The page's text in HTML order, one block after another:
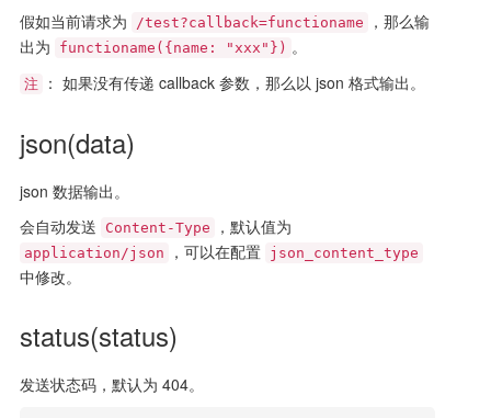
假如当前请求为 /test?callback=functioname
，那么输
出为
functioname({name: "xxx"}) 。
注 ： 如果没有传递 callback 参数，那么以 json 格式输出。
json(data)
json 数据输出。
会自动发送
Content-Type ，默认值为
application/json ，可以在配置 json_content_type
中修改。
status(status)
发送状态码，默认为 404。